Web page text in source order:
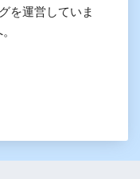
を運営していま